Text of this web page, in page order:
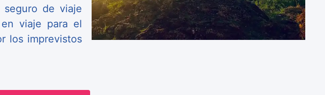
de viaje
viaje para el
los imprevistos